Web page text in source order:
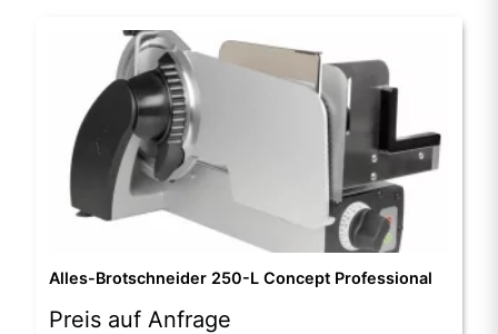
Alles-Brotschneider 250-L Concept Professional
Preis auf Anfrage